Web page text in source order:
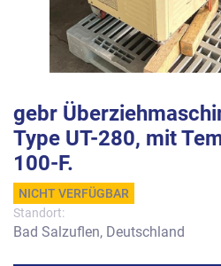
gebr
Type UT-280, mit
100-F.
NICHT VERFÜGBAR
Standort:
Bad Salzuflen, Deutschland